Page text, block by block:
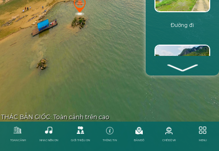
Đường đi
TỰ ĐỘNG XOAY: ON
FULLSCREEN: ON
THÁC BẢN GIỐC: Toàn cảnh trên cao
TOAN CẢNH NHẠC NỀN: ON GIỚI THIỆU: ON THÔNG TIN BẢN ĐỒ CHẾ ĐỘ VR MENU